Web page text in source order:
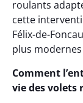
roulants
cette
Félix-de-
plus
Comment
vie des volets